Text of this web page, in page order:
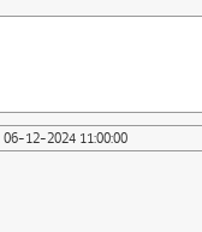
06-12-2024 11:00:00